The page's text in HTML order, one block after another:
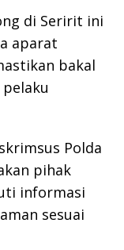
di Seririt ini
aparat
bakal
Polda
pihak
informasi
sesuai